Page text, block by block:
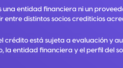
una entidad financiera ni un
distintos socios crediticios
crédito está sujeta a evaluación y
la entidad financiera y el perfil del